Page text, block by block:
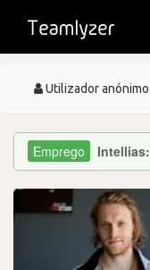
Toggle
Utilizador anónimo
Intellias: